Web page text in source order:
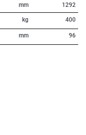
mm
1292
kg 400
mm 96